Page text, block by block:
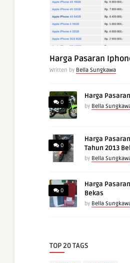
Harga Pasaran
Written by Bella Sungkawa
0
Harga
by Bella
0
Harga
Tahun 2013
by Bella
0
Harga
Bekas
by Bella
TOP 20 TAGS